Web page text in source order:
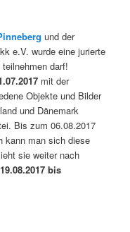
und der
e.V. wurde eine jurierte
darf!
mit der
Objekte und Bilder
und Dänemark
Bis zum 06.08.2017
kann man sich diese
sie weiter nach
19.08.2017 bis